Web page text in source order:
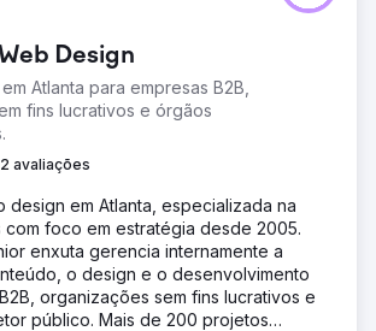
Design
Atlanta para empresas B2B,
fins lucrativos e órgãos
avaliações
design em Atlanta, especializada na
foco em estratégia desde 2005.
enxuta gerencia internamente a
o design e o desenvolvimento
organizações sem fins lucrativos e
público. Mais de 200 projetos